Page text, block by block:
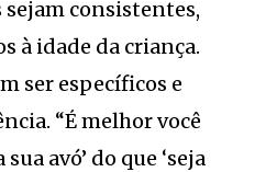
consistentes,
à idade da criança.
ser específicos e
“É melhor você
avó’ do que ‘seja